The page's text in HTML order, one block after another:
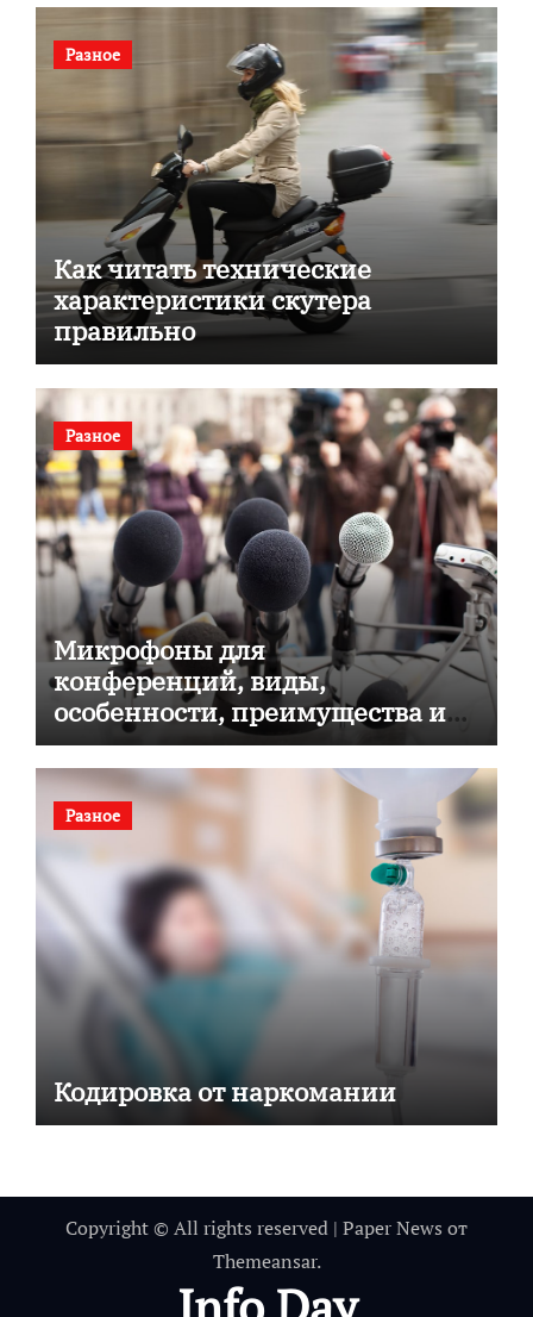
Разное
Как читать технические
характеристики скутера
правильно
Разное
Микрофоны для
конференций, виды,
особенности, преимущества и
советы по выбору
Разное
Кодировка от наркомании
Copyright © All rights reserved | Paper News от
Themeansar.